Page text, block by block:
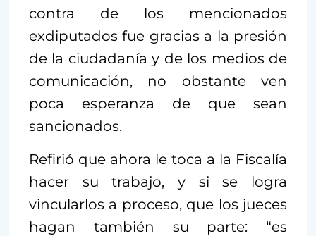
contra de los mencionados
exdiputados fue gracias a la presión
de la ciudadanía y de los medios de
comunicación, no obstante ven
poca esperanza de que sean
sancionados.
Refirió que ahora le toca a la Fiscalía
hacer su trabajo, y si se logra
vincularlos a proceso, que los jueces
hagan también su parte: “es